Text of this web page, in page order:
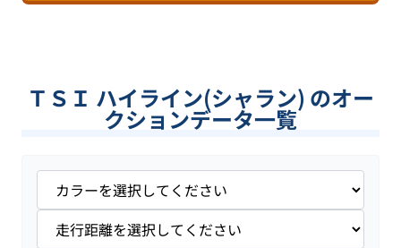
ＴＳＩ ハイライン(シャラン) のオー
クションデータ一覧